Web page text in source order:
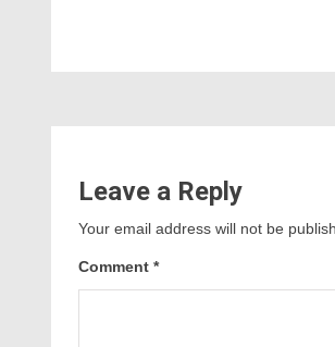
Leave a Reply
Your email address will not be
Comment *